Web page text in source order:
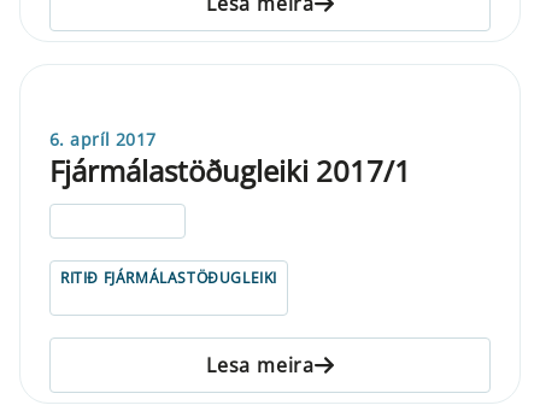
6. apríl 2017
Fjármálastöðugleiki 2017/1
RITIÐ FJÁRMÁLASTÖÐUGLEIKI
Lesa meira